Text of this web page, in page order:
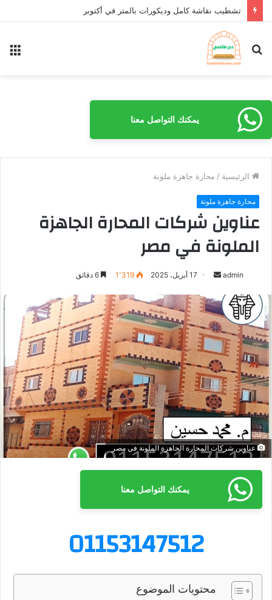
تشطيب نقاشة كامل وديكورات بالمتر في أكتوبر
بحث
عن
يمكنك التواصل معنا
الرئيسية / محارة جاهزة ملونة
محارة جاهزة ملونة
عناوين شركات المحارة الجاهزة
الملونة في مصر
admin
س
ل
ب
ر
ي
د
ا
إ
ل
ك
ت
ي
17 أبريل، 2025 1٬319
عناوين شركات المحارة الجاهزة الملونة في مصر
يمكنك التواصل معنا
01153147512
محتويات الموضوع